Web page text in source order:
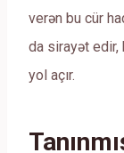
verən bu cür
da sirayət edir,
yol açır.